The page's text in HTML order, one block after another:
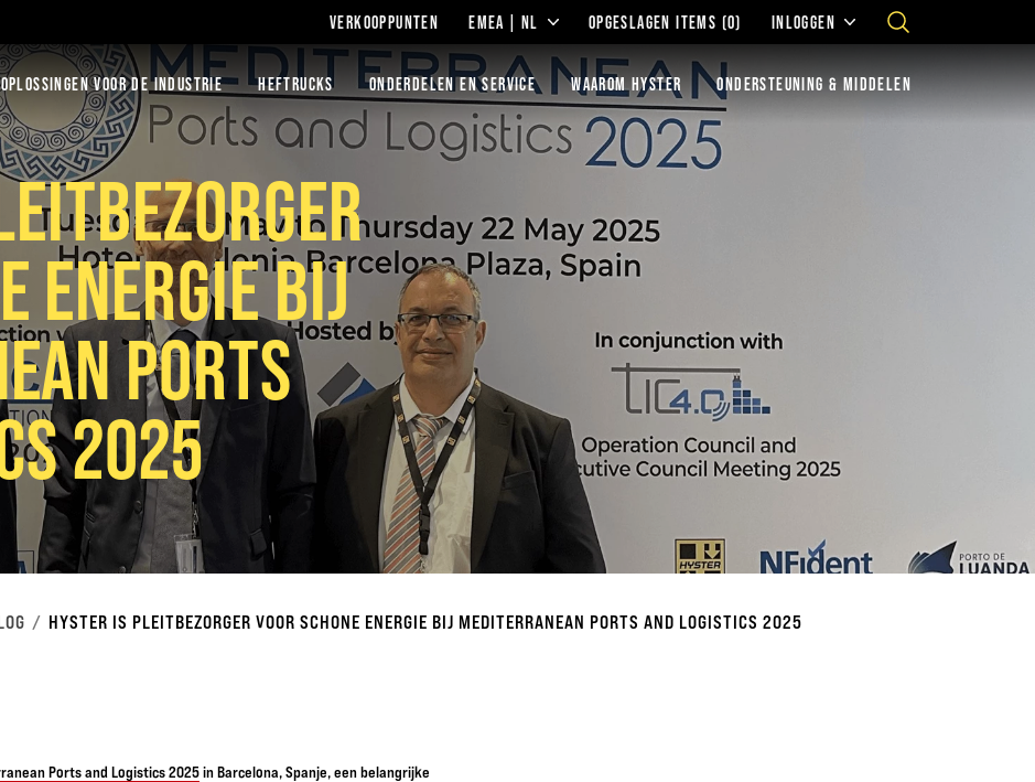
VERKOOPPUNTEN EMEA | NL OPGESLAGEN ITEMS (0) INLOGGEN
OPLOSSINGEN VOOR DE INDUSTRIE HEFTRUCKS ONDERDELEN EN SERVICE WAAROM HYSTER ONDERSTEUNING & MIDDELEN
ENERGIE BIJ
PORTS
2025
HYSTER IS PLEITBEZORGER VOOR SCHONE ENERGIE BIJ MEDITERRANEAN PORTS AND LOGISTICS 2025
Ports and Logistics 2025in Barcelona, Spanje, een belangrijke